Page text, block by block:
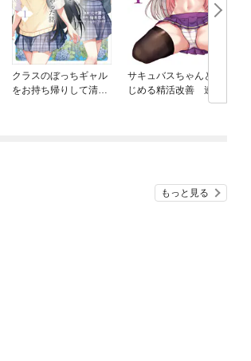
クラスのぼっちギャル
をお持ち帰りして清楚
サキュバスちゃんとは
じめる精活改善 連載
もっと見る